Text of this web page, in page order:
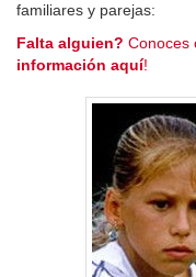
familiares y parejas:
Falta alguien? Conoces
información aquí!